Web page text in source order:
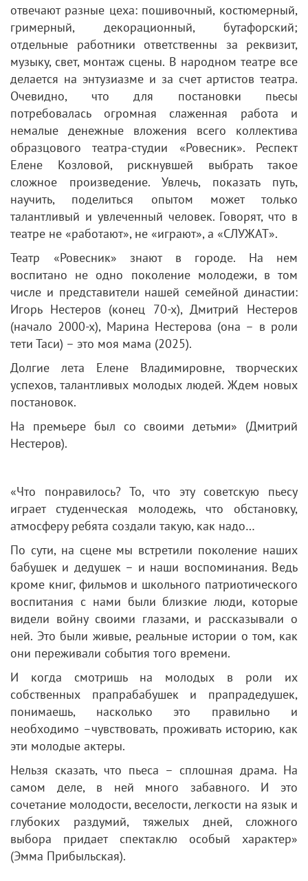
отвечают разные цеха: пошивочный, костюмерный,
гримерный, декорационный, бутафорский;
отдельные работники ответственны за реквизит,
музыку, свет, монтаж сцены. В народном театре все
делается на энтузиазме и за счет артистов театра.
Очевидно, что для постановки пьесы
потребовалась огромная слаженная работа и
немалые денежные вложения всего коллектива
образцового театра-студии «Ровесник». Респект
Елене Козловой, рискнувшей выбрать такое
сложное произведение. Увлечь, показать путь,
научить, поделиться опытом может только
талантливый и увлеченный человек. Говорят, что в
театре не «работают», не «играют», а «СЛУЖАТ».
Театр «Ровесник» знают в городе. На нем
воспитано не одно поколение молодежи, в том
числе и представители нашей семейной династии:
Игорь Нестеров (конец 70-х), Дмитрий Нестеров
(начало 2000-х), Марина Нестерова (она – в роли
тети Таси) – это моя мама (2025).
Долгие лета Елене Владимировне, творческих
успехов, талантливых молодых людей. Ждем новых
постановок.
На премьере был со своими детьми» (Дмитрий
Нестеров).
«Что понравилось? То, что эту советскую пьесу
играет студенческая молодежь, что обстановку,
атмосферу ребята создали такую, как надо…
По сути, на сцене мы встретили поколение наших
бабушек и дедушек – и наши воспоминания. Ведь
кроме книг, фильмов и школьного патриотического
воспитания с нами были близкие люди, которые
видели войну своими глазами, и рассказывали о
ней. Это были живые, реальные истории о том, как
они переживали события того времени.
И когда смотришь на молодых в роли их
собственных прапрабабушек и прапрадедушек,
понимаешь, насколько это правильно и
необходимо –чувствовать, проживать историю, как
эти молодые актеры.
Нельзя сказать, что пьеса – сплошная драма. На
самом деле, в ней много забавного. И это
сочетание молодости, веселости, легкости на язык и
глубоких раздумий, тяжелых дней, сложного
выбора придает спектаклю особый характер»
(Эмма Прибыльская).